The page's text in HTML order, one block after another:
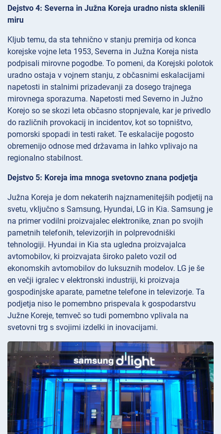
Dejstvo 4: Severna in Južna Koreja uradno nista sklenili
miru
Kljub temu, da sta tehnično v stanju premirja od konca
korejske vojne leta 1953, Severna in Južna Koreja nista
podpisali mirovne pogodbe. To pomeni, da Korejski polotok
uradno ostaja v vojnem stanju, z občasnimi eskalacijami
napetosti in stalnimi prizadevanji za dosego trajnega
mirovnega sporazuma. Napetosti med Severno in Južno
Korejo so se skozi leta občasno stopnjevale, kar je privedlo
do različnih provokacij in incidentov, kot so topništvo,
pomorski spopadi in testi raket. Te eskalacije pogosto
obremenijo odnose med državama in lahko vplivajo na
regionalno stabilnost.
Dejstvo 5: Koreja ima mnoga svetovno znana podjetja
Južna Koreja je dom nekaterih najznamenitejših podjetij na
svetu, vključno s Samsung, Hyundai, LG in Kia. Samsung je
na primer vodilni proizvajalec elektronike, znan po svojih
pametnih telefonih, televizorjih in polprevodniški
tehnologiji. Hyundai in Kia sta ugledna proizvajalca
avtomobilov, ki proizvajata široko paleto vozil od
ekonomskih avtomobilov do luksuznih modelov. LG je še
en večji igralec v elektronski industriji, ki proizvaja
gospodinjske aparate, pametne telefone in televizorje. Ta
podjetja niso le pomembno prispevala k gospodarstvu
Južne Koreje, temveč so tudi pomembno vplivala na
svetovni trg s svojimi izdelki in inovacijami.